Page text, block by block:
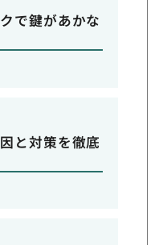
で鍵があかな
と対策を徹底